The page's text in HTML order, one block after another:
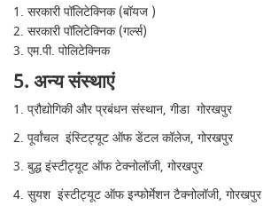
1. सरकारी पॉलिटेक्निक (बॉयज )
2. सरकारी पॉलिटेक्निक (गर्ल्स)
3. एम.पी. पोलिटेक्निक
5. अन्य संस्थाएं
1. प्रौद्योगिकी और प्रबंधन संस्थान, गीडा गोरखपुर
2. पूर्वांचल इंस्टिट्यूट ऑफ डेंटल कॉलेज, गोरखपुर
3. बुद्ध इंस्टीट्यूट ऑफ टेक्नोलॉजी, गोरखपुर
4. सुयश इंस्टीट्यूट ऑफ इन्फोर्मेशन टैक्नोलॉजी, गोरखपुर